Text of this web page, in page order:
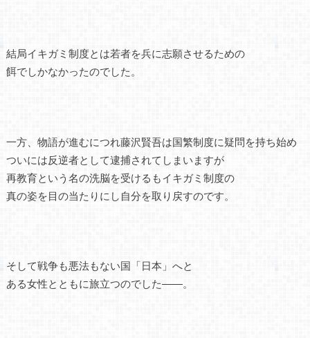
結局イキガミ制度とは若者を兵に志願させるための
餌でしかなかったのでした。
一方、物語が進むにつれ藤沢賢吾は国繁制度に疑問を持ち始め
ついには反逆者として逮捕されてしまいますが
再教育という名の洗脳を受けるもイキガミ制度の
真の姿を目の当たりにし自分を取り戻すのです。
そして戦争も悪法もない国「日本」へと
ある女性とともに旅立つのでした――。